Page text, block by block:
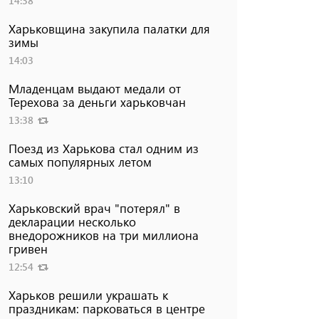
Харьковщина закупила палатки для
зимы
14:03
Младенцам выдают медали от
Терехова за деньги харьковчан
13:38
Поезд из Харькова стал одним из
самых популярных летом
13:10
Харьковский врач "потерял" в
декларации несколько
внедорожников на три миллиона
гривен
12:54
Харьков решили украшать к
праздникам: парковаться в центре